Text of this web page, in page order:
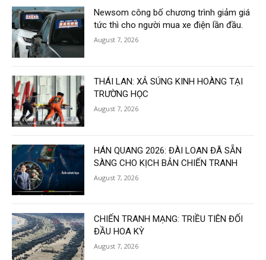
Newsom công bố chương trình giảm giá
tức thì cho người mua xe điện lần đầu.
August 7, 2026
THÁI LAN: XẢ SÚNG KINH HOÀNG TẠI
TRƯỜNG HỌC
August 7, 2026
HÁN QUANG 2026: ĐÀI LOAN ĐÃ SẴN
SÀNG CHO KỊCH BẢN CHIẾN TRANH
August 7, 2026
CHIẾN TRANH MẠNG: TRIỀU TIÊN ĐỐI
ĐẦU HOA KỲ
August 7, 2026